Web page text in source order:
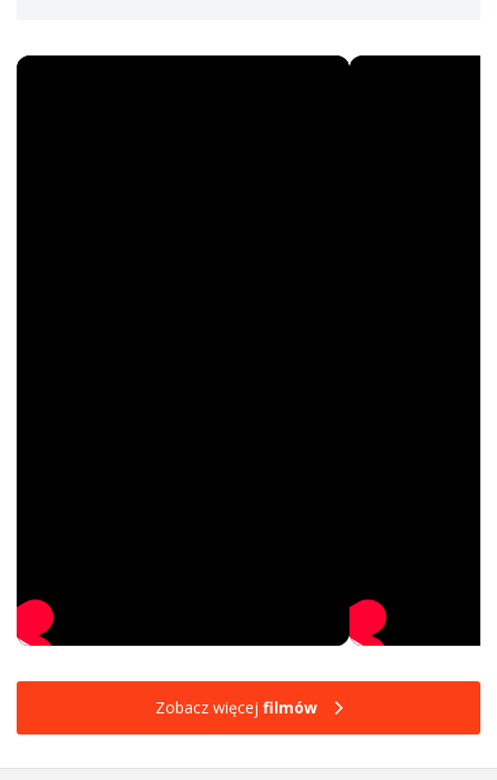
Zobacz więcej filmów